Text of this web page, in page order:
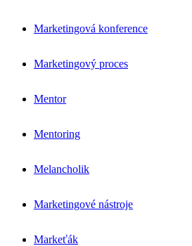
Marketingová konference
Marketingový proces
Mentor
Mentoring
Melancholik
Marketingové nástroje
Markeťák